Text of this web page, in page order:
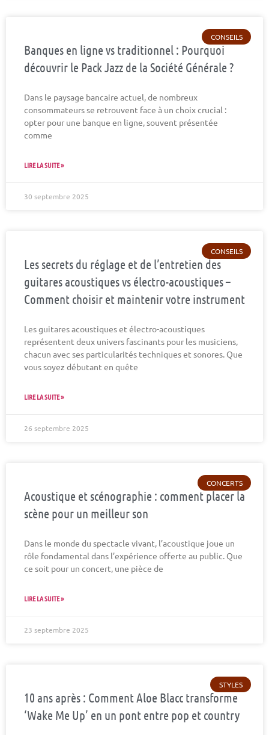
CONSEILS
Banques en ligne vs traditionnel : Pourquoi
découvrir le Pack Jazz de la Société Générale ?
Dans le paysage bancaire actuel, de nombreux
consommateurs se retrouvent face à un choix crucial :
opter pour une banque en ligne, souvent présentée
comme
LIRE LA SUITE »
30 septembre 2025
CONSEILS
Les secrets du réglage et de l’entretien des
guitares acoustiques vs électro-acoustiques –
Comment choisir et maintenir votre instrument
Les guitares acoustiques et électro-acoustiques
représentent deux univers fascinants pour les musiciens,
chacun avec ses particularités techniques et sonores. Que
vous soyez débutant en quête
LIRE LA SUITE »
26 septembre 2025
CONCERTS
Acoustique et scénographie : comment placer la
scène pour un meilleur son
Dans le monde du spectacle vivant, l’acoustique joue un
rôle fondamental dans l’expérience offerte au public. Que
ce soit pour un concert, une pièce de
LIRE LA SUITE »
23 septembre 2025
STYLES
10 ans après : Comment Aloe Blacc transforme
‘Wake Me Up’ en un pont entre pop et country